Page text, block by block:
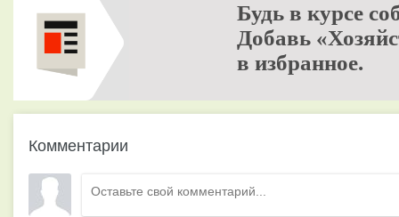
Будь в курсе
Добавь
в избранное.
Комментарии